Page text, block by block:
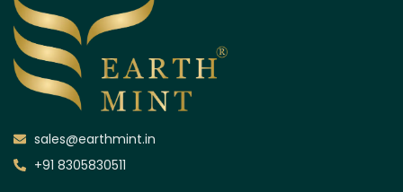
sales@earthmint.in
+91 8305830511